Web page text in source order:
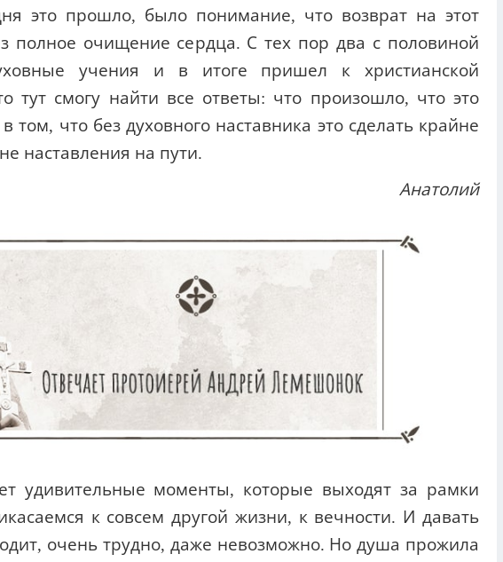
это прошло, было понимание, что возврат на этот
полное очищение сердца. С тех пор два с половиной
учения и в итоге пришел к христианской
тут смогу найти все ответы: что произошло, что это
что без духовного наставника это сделать крайне
наставления на пути.
Анатолий
удивительные моменты, которые выходят за рамки
к совсем другой жизни, к вечности. И давать
очень трудно, даже невозможно. Но душа прожила